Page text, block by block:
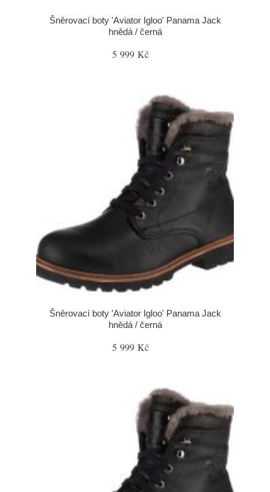
Šněrovací boty 'Aviator Igloo' Panama Jack
hnědá / černá
5 999 Kč
Šněrovací boty 'Aviator Igloo' Panama Jack
hnědá / černá
5 999 Kč